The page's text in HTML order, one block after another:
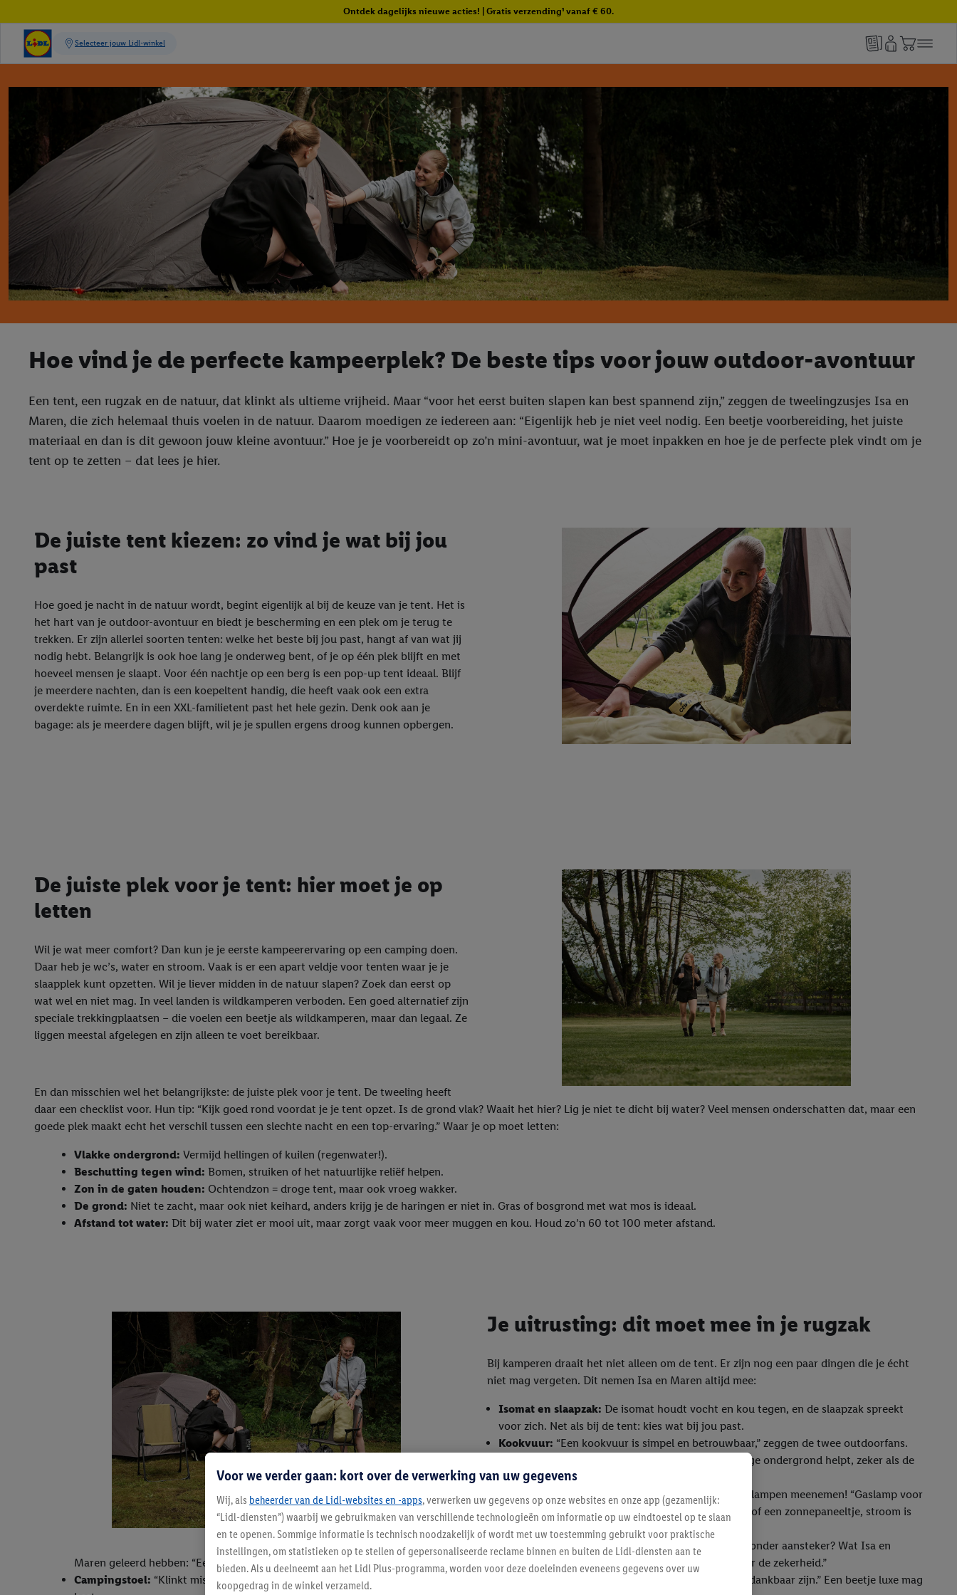
Ontdek dagelijks nieuwe acties! | Gratis verzending¹ vanaf € 60.
Hoe vind je de perfecte kampeerplek? De beste tips voor jouw outdoor-avontuur
Een tent, een rugzak en de natuur, dat klinkt als ultieme vrijheid. Maar “voor het eerst buiten slapen kan best spannend zijn,” zeggen de tweelingzusjes Isa en
Maren, die zich helemaal thuis voelen in de natuur. Daarom moedigen ze iedereen aan: “Eigenlijk heb je niet veel nodig. Een beetje voorbereiding, het juiste
materiaal en dan is dit gewoon jouw kleine avontuur.” Hoe je je voorbereidt op zo’n mini-avontuur, wat je moet inpakken en hoe je de perfecte plek vindt om je
tent op te zetten – dat lees je hier.
De juiste tent kiezen: zo vind je wat bij jou
past
Hoe goed je nacht in de natuur wordt, begint eigenlijk al bij de keuze van je tent. Het is
het hart van je outdoor-avontuur en biedt je bescherming en een plek om je terug te
trekken. Er zijn allerlei soorten tenten: welke het beste bij jou past, hangt af van wat jij
nodig hebt. Belangrijk is ook hoe lang je onderweg bent, of je op één plek blijft en met
hoeveel mensen je slaapt. Voor één nachtje op een berg is een pop-up tent ideaal. Blijf
je meerdere nachten, dan is een koepeltent handig, die heeft vaak ook een extra
overdekte ruimte. En in een XXL-familietent past het hele gezin. Denk ook aan je
bagage: als je meerdere dagen blijft, wil je je spullen ergens droog kunnen opbergen.
De juiste plek voor je tent: hier moet je op
letten
Wil je wat meer comfort? Dan kun je je eerste kampeerervaring op een camping doen.
Daar heb je wc’s, water en stroom. Vaak is er een apart veldje voor tenten waar je je
slaapplek kunt opzetten. Wil je liever midden in de natuur slapen? Zoek dan eerst op
wat wel en niet mag. In veel landen is wildkamperen verboden. Een goed alternatief zijn
speciale trekkingplaatsen – die voelen een beetje als wildkamperen, maar dan legaal. Ze
liggen meestal afgelegen en zijn alleen te voet bereikbaar.
En dan misschien wel het belangrijkste: de juiste plek voor je tent. De tweeling heeft
daar een checklist voor. Hun tip: “Kijk goed rond voordat je je tent opzet. Is de grond vlak? Waait het hier? Lig je niet te dicht bij water? Veel mensen onderschatten dat, maar een
goede plek maakt echt het verschil tussen een slechte nacht en een top-ervaring.” Waar je op moet letten:
Vlakke ondergrond: Vermijd hellingen of kuilen (regenwater!).
Beschutting tegen wind: Bomen, struiken of het natuurlijke reliëf helpen.
Zon in de gaten houden: Ochtendzon = droge tent, maar ook vroeg wakker.
De grond: Niet te zacht, maar ook niet keihard, anders krijg je de haringen er niet in. Gras of bosgrond met wat mos is ideaal.
Afstand tot water: Dit bij water ziet er mooi uit, maar zorgt vaak voor meer muggen en kou. Houd zo’n 60 tot 100 meter afstand.
Je uitrusting: dit moet mee in je rugzak
Bij kamperen draait het niet alleen om de tent. Er zijn nog een paar dingen die je écht
niet mag vergeten. Dit nemen Isa en Maren altijd mee:
Isomat en slaapzak: De isomat houdt vocht en kou tegen, en de slaapzak spreekt
voor zich. Net als bij de tent: kies wat bij jou past.
Kookvuur: “Een kookvuur is simpel en betrouwbaar,” zeggen de twee outdoorfans.
“Maar let op: altijd uit de wind zetten. En een stevige ondergrond helpt, zeker als de
bodem ongelijk is.”
In de natuur wordt het snel donker. Dus: lampen meenemen! “Gaslamp voor
buiten, zaklamp voor binnen. En: reservebatterijen of een zonnepaneeltje, stroom is
goud waard als het donker wordt.”
Aansteker:
Wat heb je aan een kookvuur of lamp zonder aansteker? Wat Isa en
Maren geleerd hebben: “Een goede aansteker is beter dan tien lege aanstekers. Neem altijd twee verschillende soorten mee, gewoon voor de zekerheid.”
Campingstoel: “Klinkt misschien overbodig, maar aan het eind van de dag wil je niet op de grond zitten. Licht, compact, en je rug zal je dankbaar zijn.” Een beetje luxe mag
Voor we verder gaan: kort over de verwerking van uw gegevens
Wij, als beheerder van de Lidl-websites en -apps, verwerken uw gegevens op onze websites en onze app (gezamenlijk:
“Lidl-diensten”) waarbij we gebruikmaken van verschillende technologieën om informatie op uw eindtoestel op te slaan
en te openen. Sommige informatie is technisch noodzakelijk of wordt met uw toestemming gebruikt voor praktische
instellingen, om statistieken op te stellen of gepersonaliseerde reclame binnen en buiten de Lidl-diensten aan te
bieden. Als u deelneemt aan het Lidl Plus-programma, worden voor deze doeleinden eveneens gegevens over uw
koopgedrag in de winkel verzameld.